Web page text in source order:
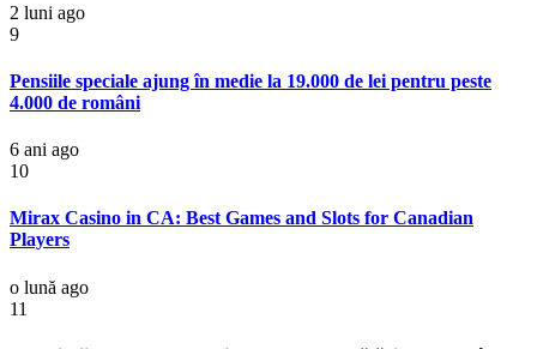
2 luni ago
9
Pensiile speciale ajung în medie la 19.000 de lei pentru peste
4.000 de români
6 ani ago
10
Mirax Casino in CA: Best Games and Slots for Canadian
Players
o lună ago
11